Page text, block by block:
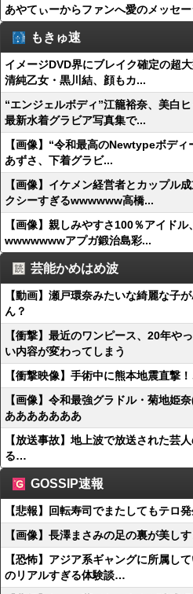
あやてぃーからファンへ愛のメッセ
もきゅ速
イメージDVD界にブレイク確定の超
清純乙女・黒川結、顔もカ...
“エンジェルボディ”江籠裕奈、美白
最新水着グラビア写真集で...
【画像】“令和最高のNewtypeボデ
あずさ、下着グラビ...
【画像】イケメン経営者とカップル
クシーすぎるwwwwww高橋...
【画像】親しみやすさ100％アイド
wwwwwwwアプガ鍛治島彩...
芸能かめはめ波
【動画】瀬戸環奈みたいな綺麗な子
ん？
【衝撃】最近のワンピース、20年や
い内容が変わってしまう
【衝撃映像】手術中に熊本地震直撃
【画像】令和最強グラドル・菊地姫
あああああああ
【放送事故】地上波で放送された芸
る…
GOSSIP速報
【悲報】回転寿司でまたしてもテロ
【画像】長澤まさみの足の裏が美し
【恐怖】アジア系ギャングに所属し
のリアルすぎる体験談…